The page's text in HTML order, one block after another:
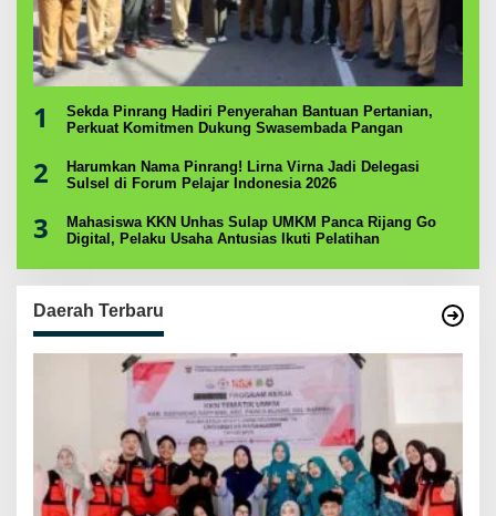
1
Sekda Pinrang Hadiri Penyerahan Bantuan Pertanian,
Perkuat Komitmen Dukung Swasembada Pangan
2
Harumkan Nama Pinrang! Lirna Virna Jadi Delegasi
Sulsel di Forum Pelajar Indonesia 2026
3
Mahasiswa KKN Unhas Sulap UMKM Panca Rijang Go
Digital, Pelaku Usaha Antusias Ikuti Pelatihan
Daerah Terbaru